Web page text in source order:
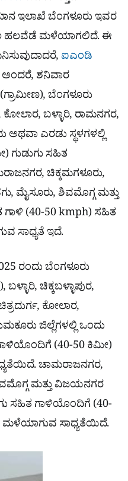
ಇಲಾಖೆ ಬೆಂಗಳೂರು ಇವರ
ಹಲವೆಡೆ ಮಳೆಯಾಗಲಿದೆ. ಈ
ಐಎಂಡಿ
ಅಂದರೆ, ಶನಿವಾರ
ಬೆಂಗಳೂರು
ಕೋಲಾರ, ಬಳ್ಳಾರಿ, ರಾಮನಗರ,
ಅಥವಾ ಎರಡು ಸ್ಥಳಗಳಲ್ಲಿ
ಗುಡುಗು ಸಹಿತ
ಚಿಕ್ಕಮಗಳೂರು,
ಮೈಸೂರು, ಶಿವಮೊಗ್ಗ ಮತ್ತು
ಗಾಳಿ (40-50 kmph) ಸಹಿತ
ಸಾಧ್ಯತೆ ಇದೆ.
ರಂದು ಬೆಂಗಳೂರು
ಚಿಕ್ಕಬಳ್ಳಾಪುರ,
ಕೋಲಾರ,
ಜಿಲ್ಲೆಗಳಲ್ಲಿ ಒಂದು
(40-50 ಕಿಮೀ)
ಚಾಮರಾಜನಗರ,
ಮತ್ತು ವಿಜಯನಗರ
ಸಹಿತ ಗಾಳಿಯೊಂದಿಗೆ (40-
ಮಳೆಯಾಗುವ ಸಾಧ್ಯತೆಯಿದೆ.